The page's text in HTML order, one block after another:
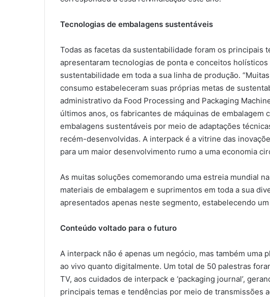
Tecnologias de embalagens sustentáveis
Todas as facetas da sustentabilidade foram os principais
apresentaram tecnologias de ponta e conceitos
sustentabilidade em toda a sua linha de produção.
consumo estabeleceram suas próprias metas de
administrativo da Food Processing and Packaging
últimos anos, os fabricantes de máquinas de
embalagens sustentáveis ​​por meio de adaptações
recém-desenvolvidas. A interpack é a vitrine das
para um maior desenvolvimento rumo a uma economia
As muitas soluções comemorando uma estreia mundial
materiais de embalagem e suprimentos em toda a sua
apresentados apenas neste segmento, estabelecendo
Conteúdo voltado para o futuro
A interpack não é apenas um negócio, mas também uma
ao vivo quanto digitalmente. Um total de 50 palestras
TV, aos cuidados de interpack e ‘packaging journal’,
principais temas e tendências por meio de transmissões